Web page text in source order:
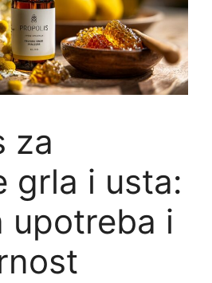
za
grla i usta:
upotreba i